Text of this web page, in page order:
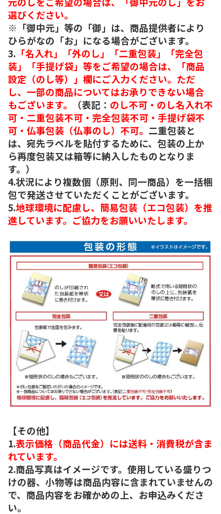
選びください。
※「御中元」等の「御」は、商品提供者により
ひらがなの「お」になる場合がございます。
3. 「名入れ」「外のし」「二重包装」「完全包
装」「手提げ袋」等をご希望の場合は、「商品
設定（のし等）」欄にご入力ください。ただ
し、一部の商品についてはお承りできない場合
もございます。
（表記： のし不可・のし名入れ不
可・二重包装不可・完全包装不可・手提げ袋不
可・仏事包装（仏事のし）不可。 二重包装と
は、宛先ラベルを貼付するために、包装の上か
ら再度包装又は箱等に納入したものとなりま
す。）
4.状況により複数個（原則、同一商品）を一括梱
包で発送させていただくことがございます。
5.地球環境に配慮し、簡易包装（エコ包装）を推
進しています。ご協力をお願いいたします。
【その他】
1.表示価格（商品代金）には送料・消費税が含ま
れています。
2.商品写真はイメージです。使用している盛りつ
けの器、小物等は商品内容に含まれていませんの
で、商品内容をお確かめの上、お申込みくださ
い。